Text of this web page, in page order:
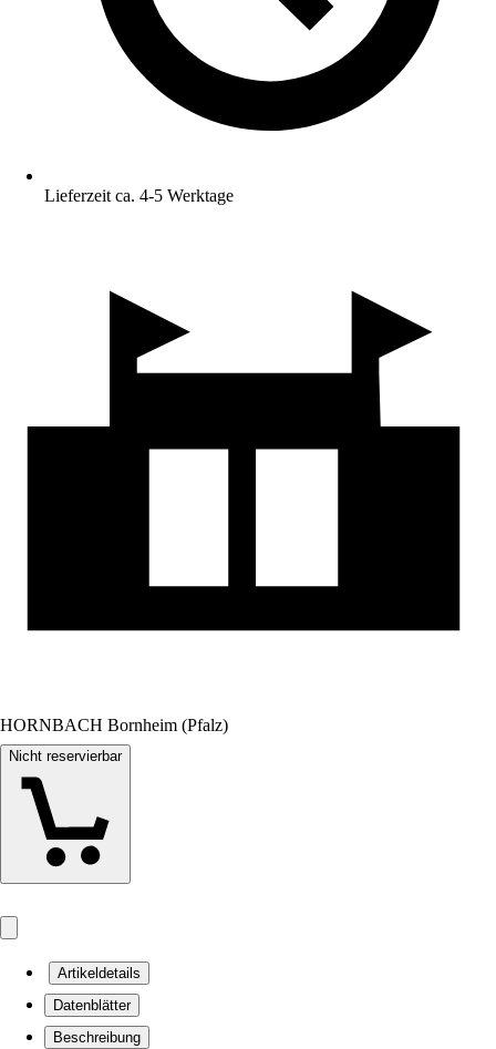
Lieferzeit ca. 4-5 Werktage
HORNBACH Bornheim (Pfalz)
Nicht reservierbar
Artikeldetails
Datenblätter
Beschreibung